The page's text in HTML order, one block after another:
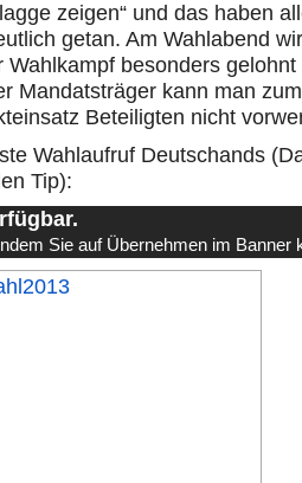
zeigen“ und das haben
getan. Am Wahlabend
besonders gelohnt
Mandatsträger kann man
Beteiligten nicht
Wahlaufruf Deutschands
Tip):
Sie auf Übernehmen im Banner